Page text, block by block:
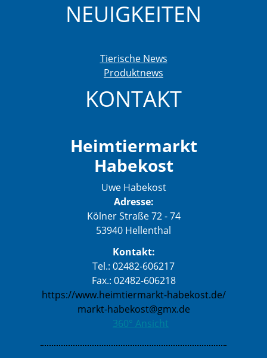
NEUIGKEITEN
Tierische News
Produktnews
KONTAKT
Heimtiermarkt
Habekost
Uwe Habekost
Adresse:
Kölner Straße 72 - 74
53940 Hellenthal
Kontakt:
Tel.: 02482-606217
Fax.: 02482-606218
https://www.heimtiermarkt-habekost.de/
markt-habekost@gmx.de
360° Ansicht